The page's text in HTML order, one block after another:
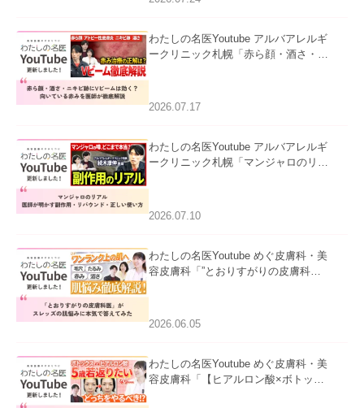
わたしの名医Youtube アルバアレルギ
ークリニック札幌「赤ら顔・酒さ・ニ
ました。
2026.07.17
わたしの名医Youtube アルバアレルギ
ークリニック札幌「マンジャロのリア
た。
2026.07.10
わたしの名医Youtube めぐ皮膚科・美
容皮膚科「”とおりすがりの皮膚科
2026.06.05
わたしの名医Youtube めぐ皮膚科・美
容皮膚科「【ヒアルロン酸×ボトック